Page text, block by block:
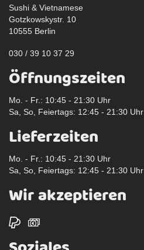
Sushi & Vietnamese
Gotzkowskystr. 10
10555 Berlin
030 / 39 10 37 29
Öffnungszeiten
Mo. - Fr.: 10:45 - 21:30 Uhr
Sa, So, Feiertags: 12:45 - 21:30 Uhr
Lieferzeiten
Mo. - Fr.: 10:45 - 21:30 Uhr
Sa, So, Feiertags: 12:45 - 21:30 Uhr
Wir akzeptieren